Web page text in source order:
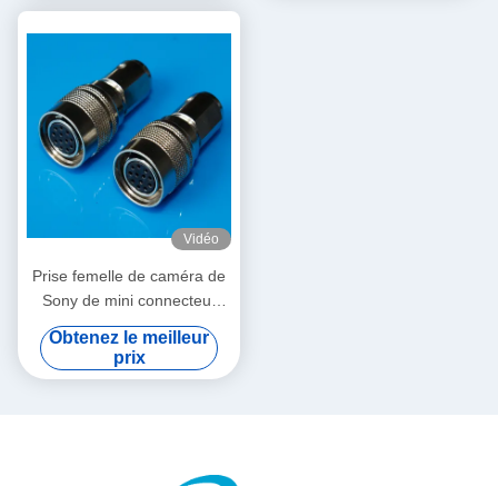
Vidéo
Prise femelle de caméra de
Sony de mini connecteur
audio de prise de
connecteur mâle de 12
Obtenez le meilleur
prix